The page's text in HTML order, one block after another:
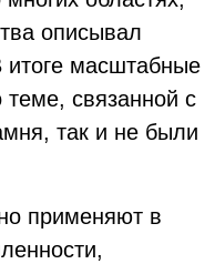
описывал
итоге масштабные
связанной с
так и не были
применяют в